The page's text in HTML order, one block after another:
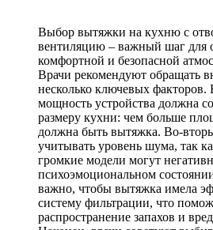
Выбор вытяжки на кухню с
вентиляцию – важный шаг для
комфортной и безопасной
Врачи рекомендуют обращать
несколько ключевых факторов.
мощность устройства должна
размеру кухни: чем больше
должна быть вытяжка. Во-
учитывать уровень шума, так
громкие модели могут
психоэмоциональном
важно, чтобы вытяжка имела
систему фильтрации, что
распространение запахов и